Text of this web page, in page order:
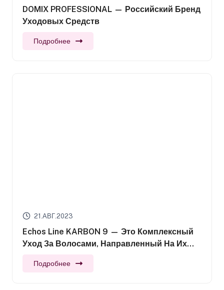
DOMIX PROFESSIONAL — Российский Бренд
Уходовых Средств
Подробнее
21.АВГ.2023
Echos Line KARBON 9 — Это Комплексный
Уход За Волосами, Направленный На Их
Очищение
Подробнее